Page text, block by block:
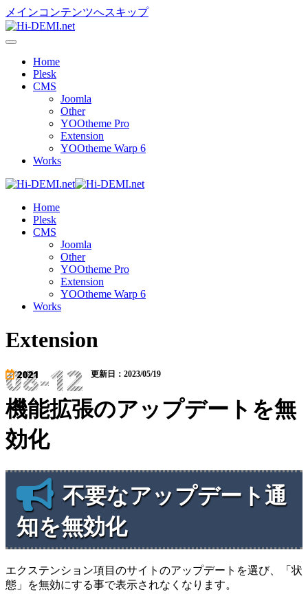
メインコンテンツへスキップ
Home
Plesk
CMS
Joomla
Other
YOOtheme Pro
Extension
YOOtheme Warp 6
Works
Home
Plesk
CMS
Joomla
Other
YOOtheme Pro
Extension
YOOtheme Warp 6
Works
Extension
2021
08-12 更新日：2023/05/19
機能拡張のアップデートを無
効化
不要なアップデート通
知を無効化
エクステンション項目のサイトのアップデートを選び、「状
態」を無効にする事で表示されなくなります。